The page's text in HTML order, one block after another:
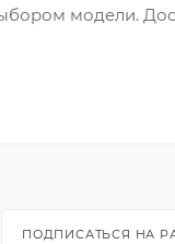
модели.
ПОДПИСАТЬСЯ НА